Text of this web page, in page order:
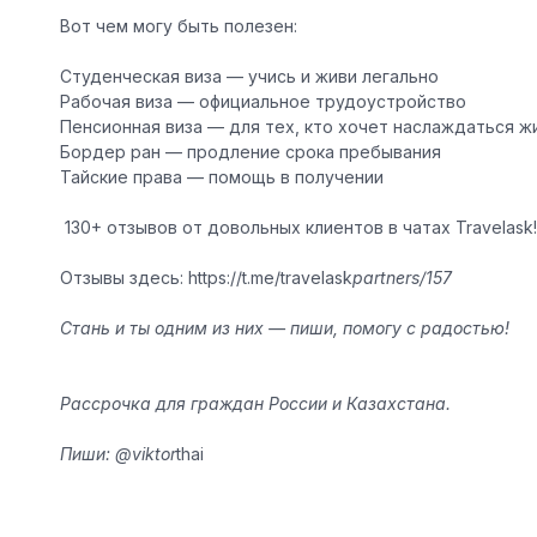
Вот чем могу быть полезен:
Студенческая виза — учись и живи легально
Рабочая виза — официальное трудоустройство
Пенсионная виза — для тех, кто хочет наслаждаться
Бордер ран — продление срока пребывания
Тайские права — помощь в получении
️ 130+ отзывов от довольных клиентов в чатах Travelask!
Отзывы здесь: https://t.me/travelaskpartners/157
Стань и ты одним из них — пиши, помогу с радостью!
Рассрочка для граждан России и Казахстана.
Пиши: @viktorthai